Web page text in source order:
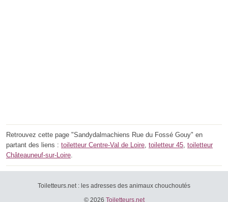
Retrouvez cette page "Sandydalmachiens Rue du Fossé Gouy" en
partant des liens : toiletteur Centre-Val de Loire, toiletteur 45, toiletteur
Châteauneuf-sur-Loire.
Toiletteurs.net : les adresses des animaux chouchoutés
© 2026 Toiletteurs.net